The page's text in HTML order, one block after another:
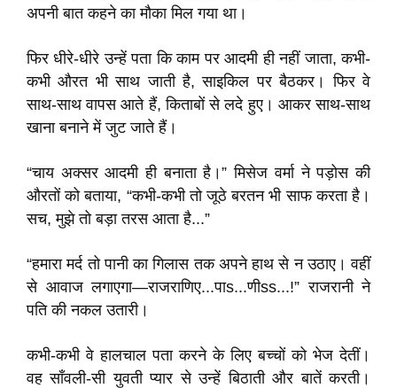
अपनी बात कहने का मौका मिल गया था।
फिर धीरे-धीरे उन्हें पता कि काम पर आदमी ही नहीं जाता, कभी-
कभी औरत भी साथ जाती है, साइकिल पर बैठकर। फिर वे
साथ-साथ वापस आते हैं, किताबों से लदे हुए। आकर साथ-साथ
खाना बनाने में जुट जाते हैं।
“चाय अक्सर आदमी ही बनाता है।” मिसेज वर्मा ने पड़ोस की
औरतों को बताया, “कभी-कभी तो जूठे बरतन भी साफ करता है।
सच, मुझे तो बड़ा तरस आता है...”
“हमारा मर्द तो पानी का गिलास तक अपने हाथ से न उठाए। वहीं
से आवाज लगाएगा—राजराणिए...पाs...णीss...!” राजरानी ने
पति की नकल उतारी।
कभी-कभी वे हालचाल पता करने के लिए बच्चों को भेज देतीं।
वह साँवली-सी युवती प्यार से उन्हें बिठाती और बातें करती।